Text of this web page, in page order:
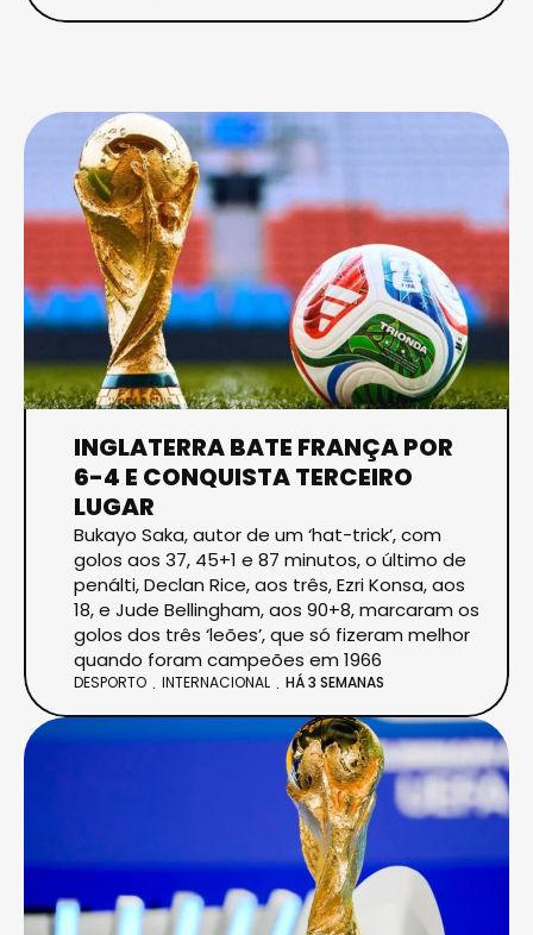
INGLATERRA BATE FRANÇA POR
6-4 E CONQUISTA TERCEIRO
LUGAR
Bukayo Saka, autor de um ‘hat-trick’, com
golos aos 37, 45+1 e 87 minutos, o último de
penálti, Declan Rice, aos três, Ezri Konsa, aos
18, e Jude Bellingham, aos 90+8, marcaram os
golos dos três ‘leões’, que só fizeram melhor
quando foram campeões em 1966
DESPORTO INTERNACIONAL HÁ 3 SEMANAS